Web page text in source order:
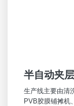
半自动夹
生产线主要由清
PVB胶膜铺摊机